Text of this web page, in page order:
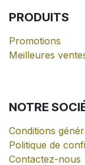
PRODUITS
Promotions
Meilleures
NOTRE
Conditions
Politique de
Contactez-nous